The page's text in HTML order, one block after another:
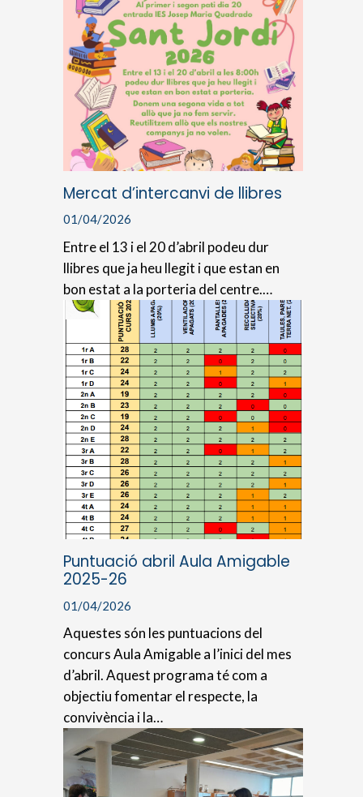
Mercat d’intercanvi de llibres
01/04/2026
Entre el 13 i el 20 d’abril podeu dur
llibres que ja heu llegit i que estan en
bon estat a la porteria del centre.…
Puntuació abril Aula Amigable
2025-26
01/04/2026
Aquestes són les puntuacions del
concurs Aula Amigable a l’inici del mes
d’abril. Aquest programa té com a
objectiu fomentar el respecte, la
convivència i la…